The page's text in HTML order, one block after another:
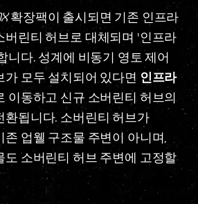
확장팩이 출시되면 기존 인프라
버린티 허브로 대체되며 '인프라
니다. 성계에 비동기 영토 제어
가 모두 설치되어 있다면 인프라
이동하고 신규 소버린티 허브의
환됩니다. 소버린티 허브가
업웰 구조물 주변이 아니며,
도 소버린티 허브 주변에 고정할